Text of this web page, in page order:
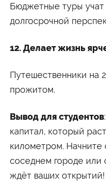
Бюджетные туры учат
долгосрочной
12. Делает жизнь
Путешественники на
прожитом.
Вывод для студентов
капитал, который
километром. Начните
соседнем городе или
ждёт ваших открытий!